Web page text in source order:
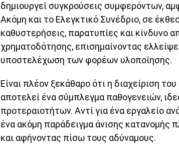
δημιουργεί συγκρούσεις συμφερόντων,
Ακόμη και το Ελεγκτικό Συνέδριο, σε
καθυστερήσεις, παρατυπίες και κίνδυνο
χρηματοδότησης, επισημαίνοντας
υποστελέχωση των φορέων υλοποίησης.
Είναι πλέον ξεκάθαρο ότι η διαχείριση
αποτελεί ένα σύμπλεγμα παθογενειών,
προτεραιοτήτων. Αντί για ένα εργαλείο
ένα ακόμη παράδειγμα άνισης κατανομής
και αφήνοντας πίσω τους αδύναμους.